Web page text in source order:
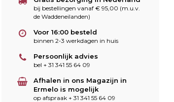
bij bestellingen vanaf € 95,00 (m.u.v.
de Waddeneilanden)
Voor 16:00 besteld
binnen 2-3 werkdagen in huis
Persoonlijk advies
bel + 31 341 55 64 09
Afhalen in ons Magazijn in
Ermelo is mogelijk
op afspraak + 31 341 55 64 09